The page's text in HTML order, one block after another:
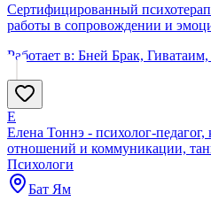
Сертифицированный
работы в сопровождении и
Работает в: Бней Брак,
Е
Елена Тоннэ - психолог-педагог,
отношений и коммуникации,
Психологи
Бат Ям